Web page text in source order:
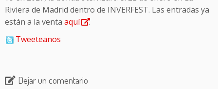
Riviera de Madrid dentro de INVERFEST. Las entradas ya
están a la venta aquí
.
Tweeteanos
Dejar un comentario